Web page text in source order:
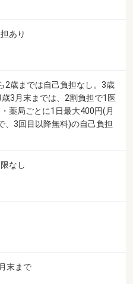
あり
2歳までは自己負担なし。3歳
3月末までは、2割負担で1医
薬局ごとに1日最大400円(月
、3回目以降無料)の自己負担
なし
末まで